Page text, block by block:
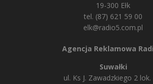
19-300 Ełk
tel. (87) 621 59 00
elk@radio5.com.pl
Agencja Reklamowa
Suwałki
ul. Ks J. Zawadzkiego 2 lok.